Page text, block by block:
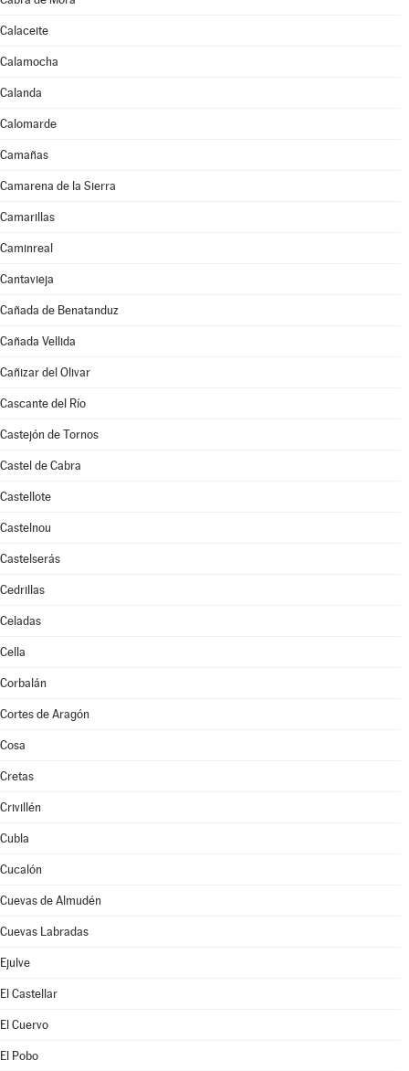
Calaceite
Calamocha
Calanda
Calomarde
Camañas
Camarena de la Sierra
Camarillas
Caminreal
Cantavieja
Cañada de Benatanduz
Cañada Vellida
Cañizar del Olivar
Cascante del Río
Castejón de Tornos
Castel de Cabra
Castellote
Castelnou
Castelserás
Cedrillas
Celadas
Cella
Corbalán
Cortes de Aragón
Cosa
Cretas
Crivillén
Cubla
Cucalón
Cuevas de Almudén
Cuevas Labradas
Ejulve
El Castellar
El Cuervo
El Pobo